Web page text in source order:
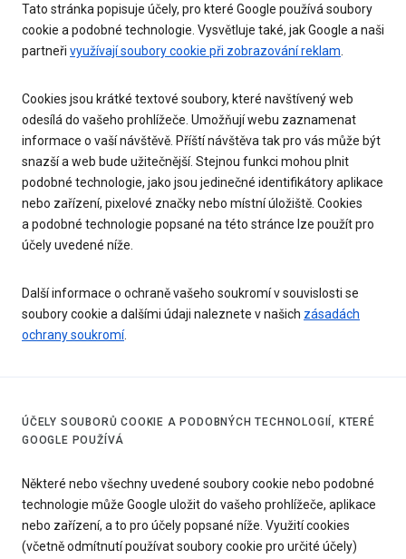
Tato stránka popisuje účely, pro které Google používá soubory
cookie a podobné technologie. Vysvětluje také, jak Google a naši
partneři využívají soubory cookie při zobrazování reklam.
Cookies jsou krátké textové soubory, které navštívený web
odesílá do vašeho prohlížeče. Umožňují webu zaznamenat
informace o vaší návštěvě. Příští návštěva tak pro vás může být
snazší a web bude užitečnější. Stejnou funkci mohou plnit
podobné technologie, jako jsou jedinečné identifikátory aplikace
nebo zařízení, pixelové značky nebo místní úložiště. Cookies
a podobné technologie popsané na této stránce lze použít pro
účely uvedené níže.
Další informace o ochraně vašeho soukromí v souvislosti se
soubory cookie a dalšími údaji naleznete v našich zásadách
ochrany soukromí.
ÚČELY SOUBORŮ COOKIE A PODOBNÝCH TECHNOLOGIÍ, KTERÉ
GOOGLE POUŽÍVÁ
Některé nebo všechny uvedené soubory cookie nebo podobné
technologie může Google uložit do vašeho prohlížeče, aplikace
nebo zařízení, a to pro účely popsané níže. Využití cookies
(včetně odmítnutí používat soubory cookie pro určité účely)